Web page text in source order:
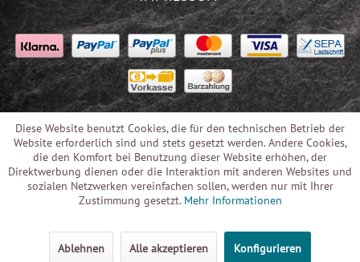
Diese Website benutzt Cookies, die für den technischen Betrieb der
Website erforderlich sind und stets gesetzt werden. Andere Cookies,
die den Komfort bei Benutzung dieser Website erhöhen, der
Direktwerbung dienen oder die Interaktion mit anderen Websites und
sozialen Netzwerken vereinfachen sollen, werden nur mit Ihrer
Zustimmung gesetzt. Mehr Informationen
Ablehnen Alle akzeptieren Konfigurieren